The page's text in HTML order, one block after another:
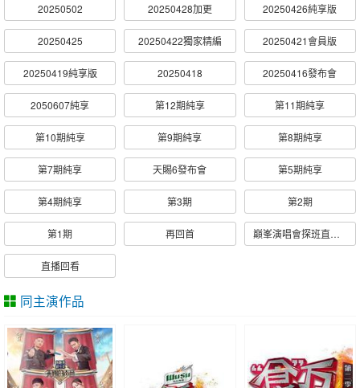
20250502 20250428加更 20250426純享版
20250425 20250422獨家精編 20250421會員版
20250419純享版 20250418 20250416發布會
2050607純享 第12期純享 第11期純享
第10期純享 第9期純享 第8期純享
第7期純享 天賜6發布會 第5期純享
第4期純享 第3期 第2期
第1期 再回首 巔峯演唱會探班直播回顧
直播回看
同主演作品